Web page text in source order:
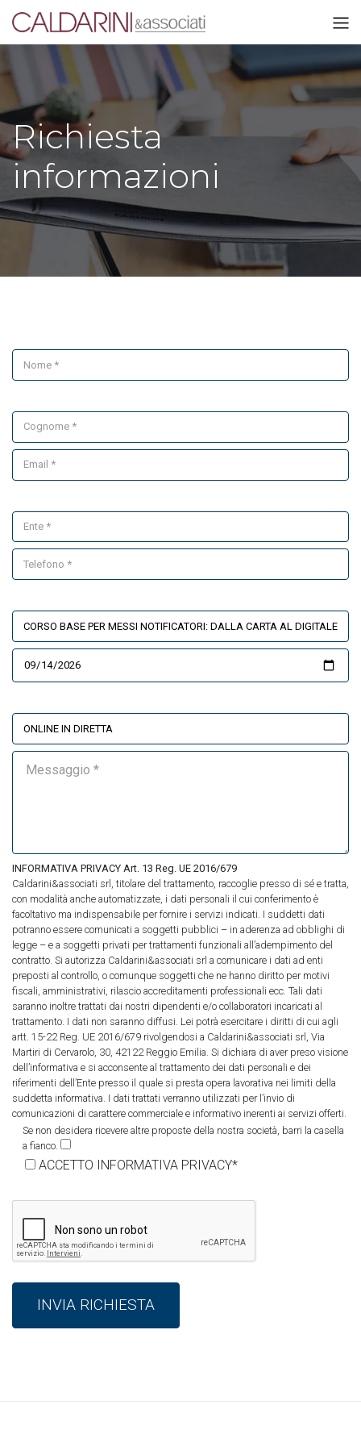
Richiesta
informazioni
INFORMATIVA PRIVACY Art. 13 Reg. UE 2016/679
Caldarini&associati srl, titolare del trattamento, raccoglie presso di sé e tratta,
con modalità anche automatizzate, i dati personali il cui conferimento è
facoltativo ma indispensabile per fornire i servizi indicati. I suddetti dati
potranno essere comunicati a soggetti pubblici – in aderenza ad obblighi di
legge – e a soggetti privati per trattamenti funzionali all’adempimento del
contratto. Si autorizza Caldarini&associati srl a comunicare i dati ad enti
preposti al controllo, o comunque soggetti che ne hanno diritto per motivi
fiscali, amministrativi, rilascio accreditamenti professionali ecc. Tali dati
saranno inoltre trattati dai nostri dipendenti e/o collaboratori incaricati al
trattamento. I dati non saranno diffusi. Lei potrà esercitare i diritti di cui agli
artt. 15-22 Reg. UE 2016/679 rivolgendosi a Caldarini&associati srl, Via
Martiri di Cervarolo, 30, 42122 Reggio Emilia. Si dichiara di aver preso visione
dell’informativa e si acconsente al trattamento dei dati personali e dei
riferimenti dell’Ente presso il quale si presta opera lavorativa nei limiti della
suddetta informativa. I dati trattati verranno utilizzati per l’invio di
comunicazioni di carattere commerciale e informativo inerenti ai servizi offerti.
Se non desidera ricevere altre proposte della nostra società, barri la casella
a fianco.
ACCETTO INFORMATIVA PRIVACY*